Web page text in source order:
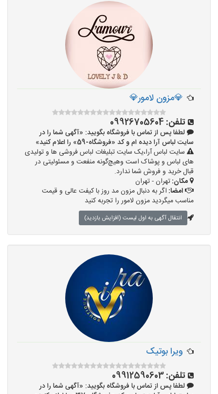
💎مزون لامور💎
تلفن: 09926705604
لطفا پس از تماس با فروشگاه بگویید: «آگهی شما را در
سایت لباس آرا دیده ام و کد «فروشگاه-59» را اعلام کنید»
سایت لباس آرا،یک سایت تبلیغات لباس فروشی ها و تولیدی
های لباس و پوشاک است وهیچ‌گونه منفعت و مسئولیتی در
قبال خرید و فروش شما ندارد.
مکان:تهران - تهران
امضا: اگر به دنبال مزون مد روز با کیفت عالی و قیمت
مناسب میگردید مزون لامور را تجربه کنید
انتقال آگهی به اول لیست (افزایش بازدید)
ویرا بوتیک
تلفن:09912590603
لطفا پس از تماس با فروشگاه بگویید: «آگهی شما را در